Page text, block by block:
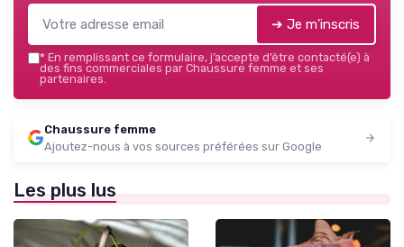
➔ Je m'inscris
* En remplissant ce formulaire, j’accepte d’être contacté(e) à
des fins commerciales par Chaussure femme et ses
partenaires.
Chaussure femme
Ajoutez-nous à vos sources préférées sur Google
Les plus lus